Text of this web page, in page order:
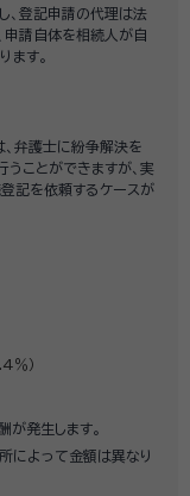
、登記申請の代理は法
申請自体を相続人が自
ます。
弁護士に紛争解決を
ことができますが、実
記を依頼するケースが
％）
発生します。
によって金額は異なり